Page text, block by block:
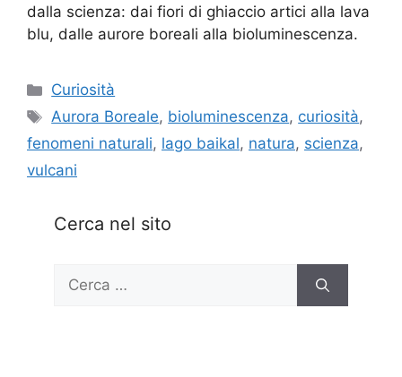
dalla scienza: dai fiori di ghiaccio artici alla lava
blu, dalle aurore boreali alla bioluminescenza.
Categorie
Curiosità
Tag
Aurora Boreale, bioluminescenza, curiosità,
fenomeni naturali, lago baikal, natura, scienza,
vulcani
Cerca nel sito
Ricerca